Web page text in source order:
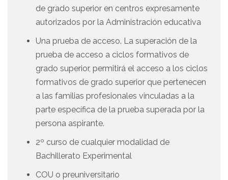
de grado superior en centros expresamente
autorizados por la Administración educativa
Una prueba de acceso. La superación de la
prueba de acceso a ciclos formativos de
grado superior, permitirá el acceso a los ciclos
formativos de grado superior que pertenecen
a las familias profesionales vinculadas a la
parte específica de la prueba superada por la
persona aspirante.
2º curso de cualquier modalidad de
Bachillerato Experimental
COU o preuniversitario